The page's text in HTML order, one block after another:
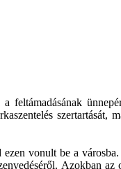
feltámadásának
vonult be a
Azokban